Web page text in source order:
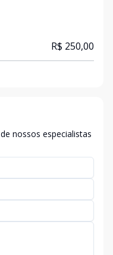
R$ 250,00
nossos especialistas